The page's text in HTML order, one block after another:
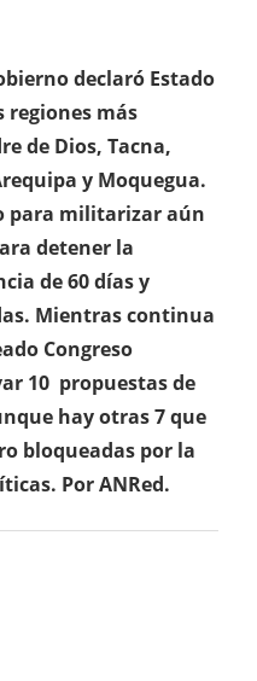
declaró Estado
regiones más
de Dios, Tacna,
y Moquegua.
para militarizar aún
detener la
de 60 días y
Mientras continua
Congreso
10 propuestas de
hay otras 7 que
bloqueadas por la
Por ANRed.